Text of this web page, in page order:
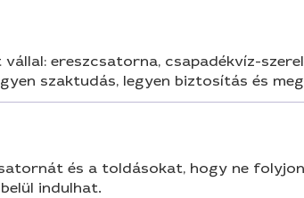
ereszcsatorna, csapadékvíz-
szaktudás, legyen biztosítás és
és a toldásokat, hogy ne
indulhat.